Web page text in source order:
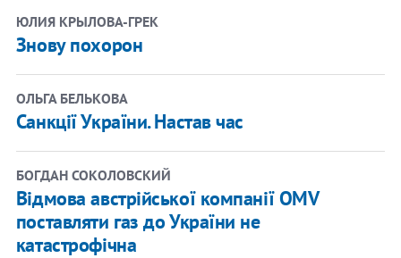
ЮЛИЯ КРЫЛОВА-ГРЕК
Знову похорон
ОЛЬГА БЕЛЬКОВА
Санкції України. Настав час
БОГДАН СОКОЛОВСКИЙ
Відмова австрійської компанії OMV
поставляти газ до України не
катастрофічна